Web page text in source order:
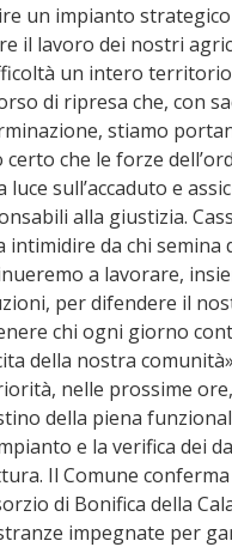
un impianto
il lavoro dei nostri
un intero
di ripresa che, con
stiamo
certo che le forze
luce sull’accaduto e
alla giustizia.
intimidire da chi semina
a lavorare,
per difendere il
chi ogni giorno
della nostra
nelle prossime
della piena
e la verifica dei
Il Comune
di Bonifica della
impegnate per